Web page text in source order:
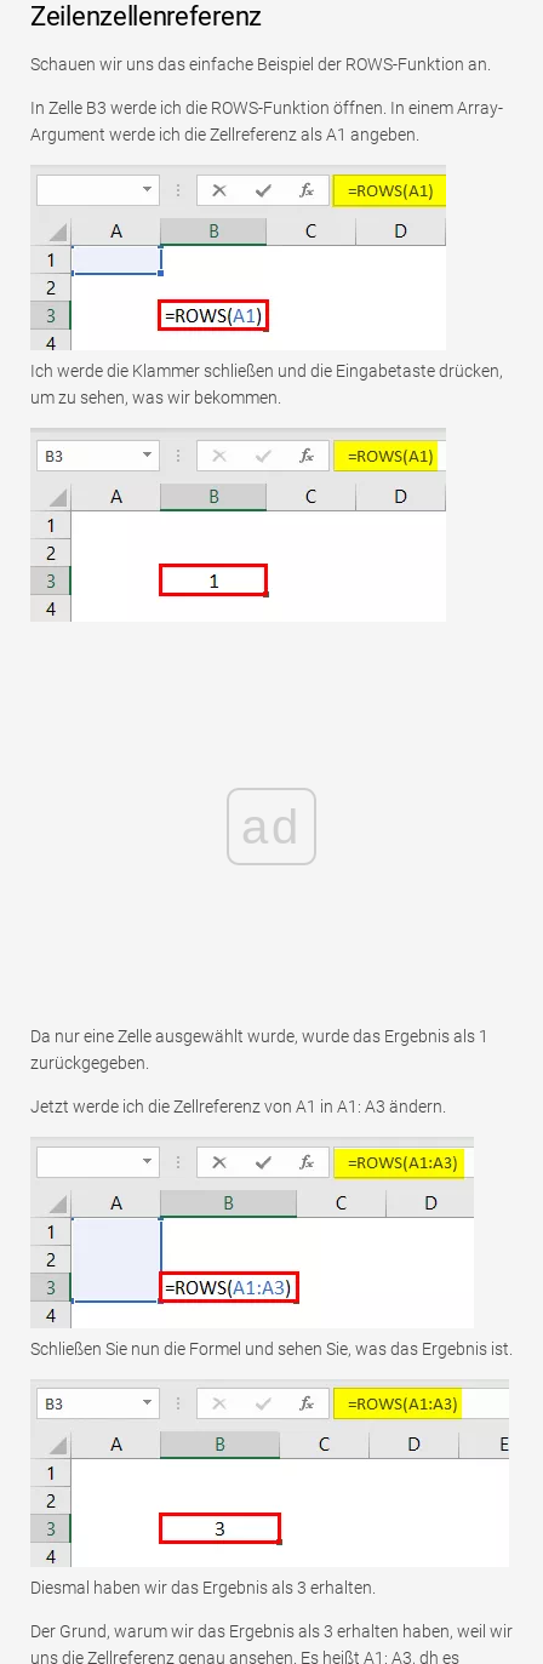
Zeilenzellenreferenz
Schauen wir uns das einfache Beispiel der ROWS-Funktion an.
In Zelle B3 werde ich die ROWS-Funktion öffnen. In einem Array-
Argument werde ich die Zellreferenz als A1 angeben.
Ich werde die Klammer schließen und die Eingabetaste drücken,
um zu sehen, was wir bekommen.
ad
Da nur eine Zelle ausgewählt wurde, wurde das Ergebnis als 1
zurückgegeben.
Jetzt werde ich die Zellreferenz von A1 in A1: A3 ändern.
Schließen Sie nun die Formel und sehen Sie, was das Ergebnis ist.
Diesmal haben wir das Ergebnis als 3 erhalten.
Der Grund, warum wir das Ergebnis als 3 erhalten haben, weil wir
uns die Zellreferenz genau ansehen. Es heißt A1: A3, dh es